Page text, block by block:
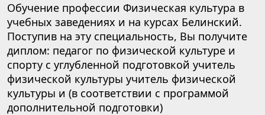
Обучение профессии Физическая культура в
учебных заведениях и на курсах Белинский.
Поступив на эту специальность, Вы получите
диплом: педагог по физической культуре и
спорту с углубленной подготовкой учитель
физической культуры учитель физической
культуры и (в соответствии с программой
дополнительной подготовки)